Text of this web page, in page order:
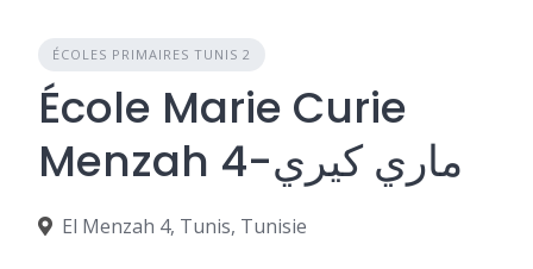
ÉCOLES PRIMAIRES TUNIS 2
École Marie Curie
Menzah 4-ماري كيري
El Menzah 4, Tunis, Tunisie